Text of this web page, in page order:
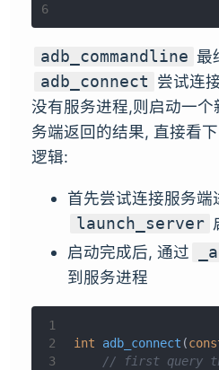
6
adb_commandline 最
adb_connect 尝试连
没有服务进程,则启动一
务端返回的结果, 直接看下
逻辑:
首先尝试连接服务端
launch_server
启动完成后, 通过
到服务进程
1
2
3
int adb_connect (
// first query